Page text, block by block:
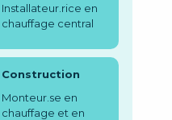
Installateur.rice en
chauffage central
Construction
Monteur.se en
chauffage et en